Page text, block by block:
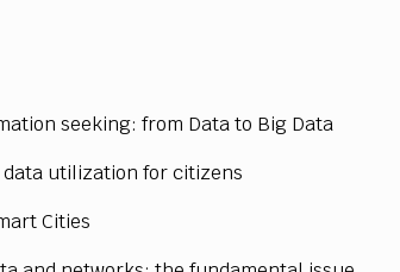
seeking: from Data to Big Data
data utilization for citizens
Cities